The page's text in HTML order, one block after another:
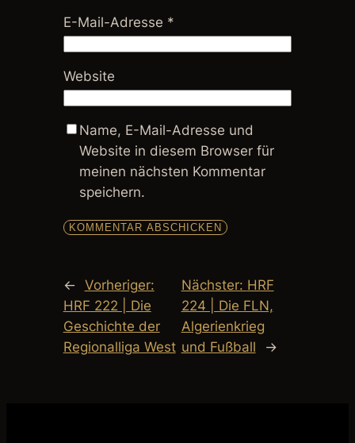
E-Mail-Adresse *
Website
Name, E-Mail-Adresse und
Website in diesem Browser für
meinen nächsten Kommentar
speichern.
←
Vorheriger:
HRF 222 | Die
Geschichte der
Regionalliga West
Nächster: HRF
224 | Die FLN,
Algerienkrieg
und Fußball
→